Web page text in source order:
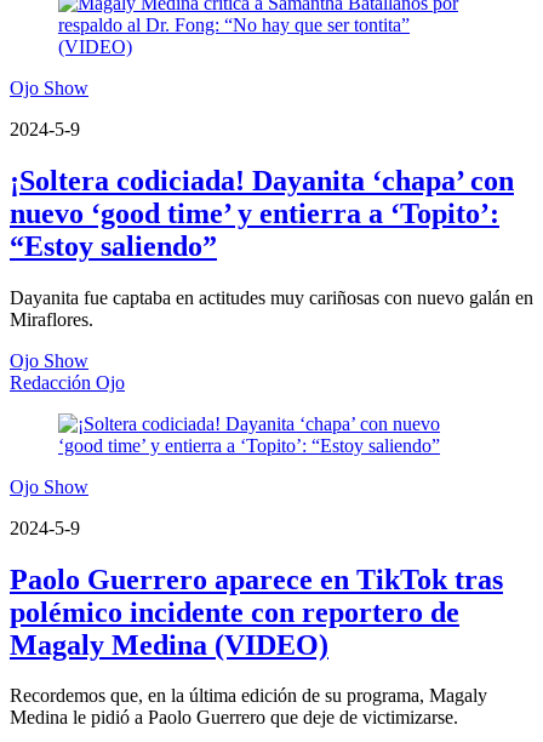
Ojo Show
2024-5-9
¡Soltera codiciada! Dayanita ‘chapa’ con
nuevo ‘good time’ y entierra a ‘Topito’:
“Estoy saliendo”
Dayanita fue captaba en actitudes muy cariñosas con nuevo galán en
Miraflores.
Ojo Show
Redacción Ojo
Ojo Show
2024-5-9
Paolo Guerrero aparece en TikTok tras
polémico incidente con reportero de
Magaly Medina (VIDEO)
Recordemos que, en la última edición de su programa, Magaly
Medina le pidió a Paolo Guerrero que deje de victimizarse.